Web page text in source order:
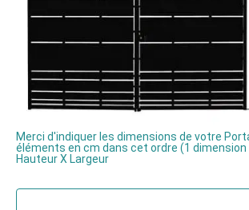
Merci d'indiquer les dimensions de votre
éléments en cm dans cet ordre (1 dimension
Hauteur X Largeur